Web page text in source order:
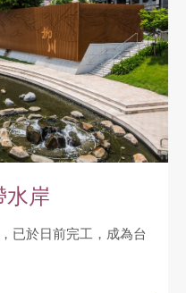
水岸
已於日前完工，成為台